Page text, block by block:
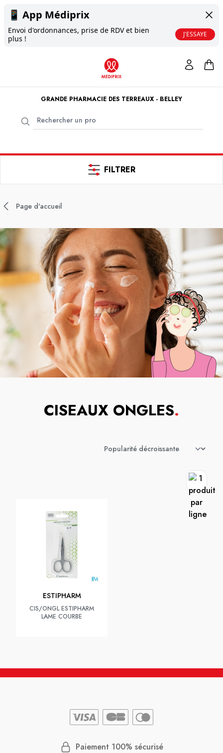
📱 App Médiprix
Envoi d'ordonnances, prise de RDV et bien
plus !
J'ESSAYE
GRANDE PHARMACIE DES TERREAUX - BELLEY
FILTRER
Page d'accueil
CISEAUX ONGLES.
ESTIPHARM
CIS/ONGL ESTIPHARM
LAME COURBE
Paiement 100% sécurisé